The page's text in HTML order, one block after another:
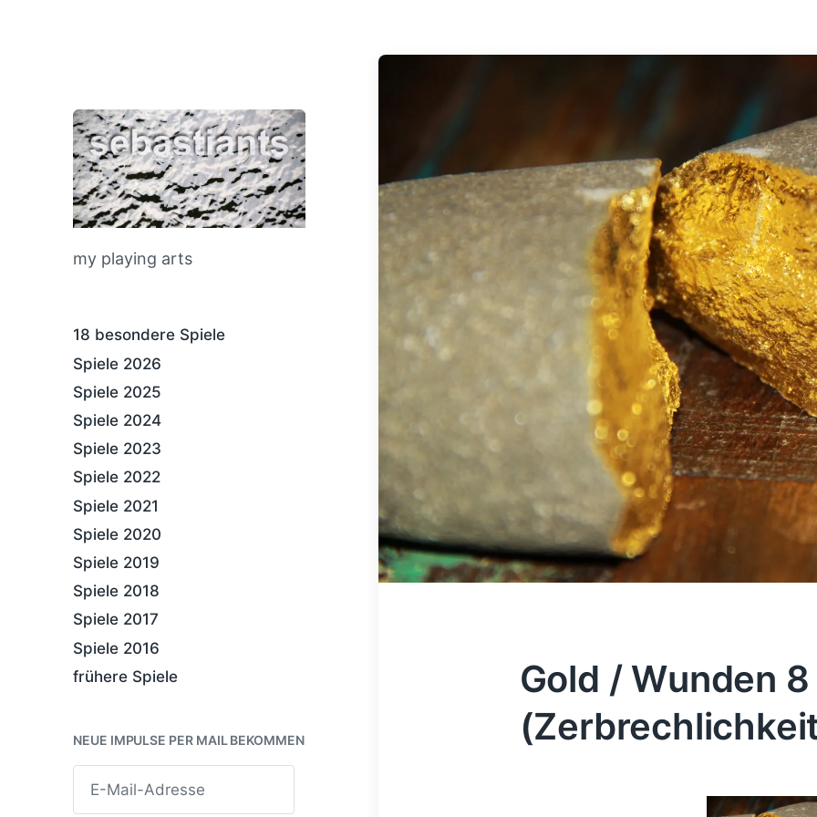
my playing arts
18 besondere Spiele
Spiele 2026
Spiele 2025
Spiele 2024
Spiele 2023
Spiele 2022
Spiele 2021
Spiele 2020
Spiele 2019
Spiele 2018
Spiele 2017
Spiele 2016
frühere Spiele
NEUE IMPULSE PER MAIL BEKOMMEN
Gold / Wunden 8